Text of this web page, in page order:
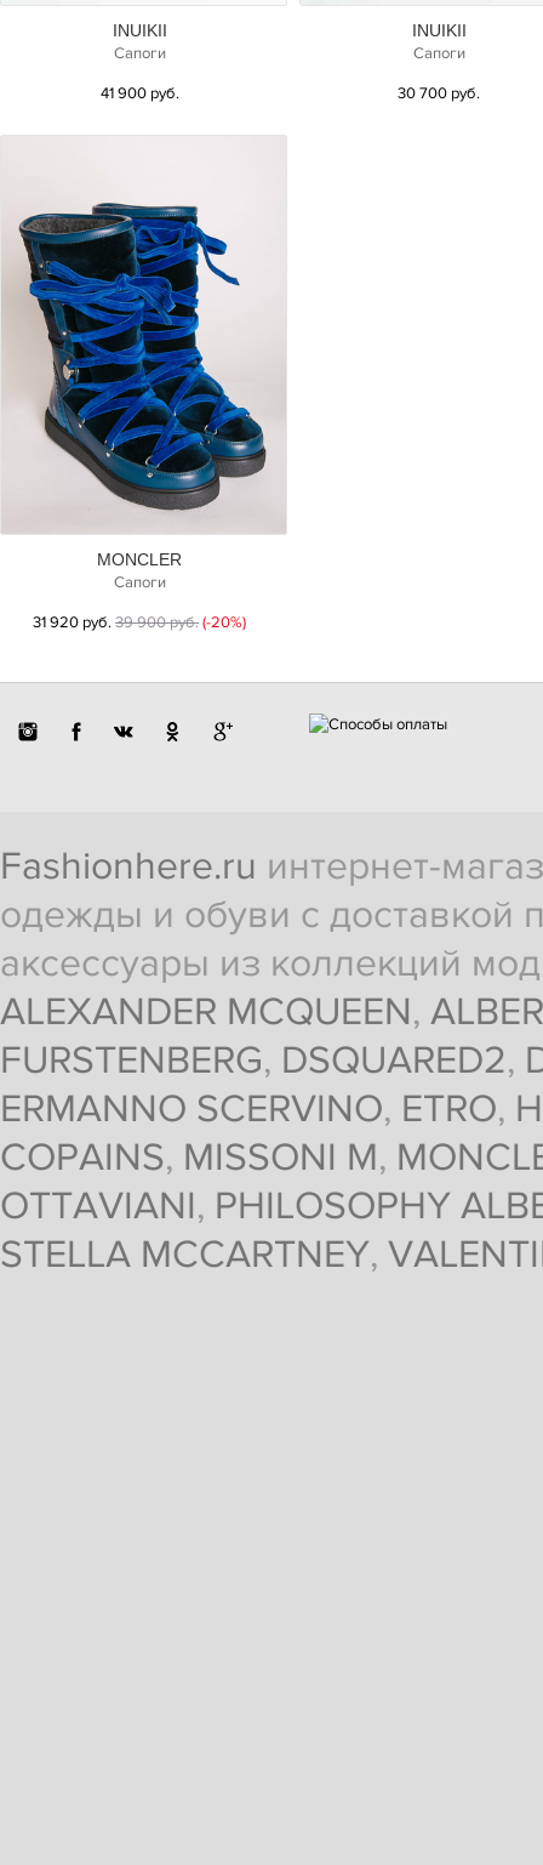
INUIKII
Сапоги
41 900 руб.
INUIKII
Сапоги
30 700 руб.
MONCLER
Сапоги
31 920 руб.39 900 руб.(-20%)
Fashionhere.ru интернет-
одежды и обуви с доставкой
аксессуары из коллекций
ALEXANDER MCQUEEN,
FURSTENBERG, DSQUARED2,
ERMANNO SCERVINO, ETRO,
COPAINS, MISSONI M,
OTTAVIANI, PHILOSOPHY
STELLA MCCARTNEY,